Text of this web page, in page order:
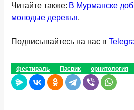
Читайте также: В Мурманске
молодые деревья.
Подписывайтесь на нас в
фестиваль Пасвик орнитология